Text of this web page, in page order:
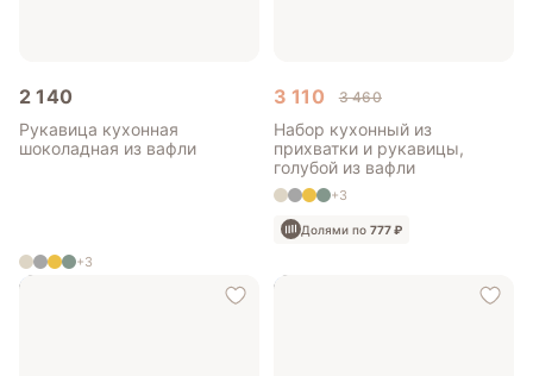
2 140
Рукавица кухонная
шоколадная из вафли
+3
3 110 3 460
Набор кухонный из
прихватки и рукавицы,
голубой из вафли
+3
Долями по 777 ₽